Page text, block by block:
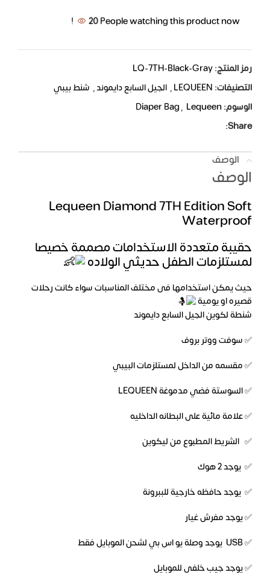
20People watching this product now!
رمز المنتج:LQ-7TH-Black-Gray
التصنيفات: LEQUEEN
, الجيل السابع دايموند, شنط بيبي
الوسوم:
Diaper Bag, Lequeen
Share:
الوصف
الوصف
Lequeen Diamond 7TH Edition Soft
Waterproof
حقيبة متعددة الاستخدامات مصممة خصيصا
لمستلزمات الطفل حديثي الولاده
حيث يمكن استخدامها فى مختلف المناسبات سواء كانت رحلات
قصيره او يومية
شنطة لكوين الجيل السابع دايموند
✅ سوفت ووتر بروف
✅ مقسمه من الداخل لمستلزمات البيبي
✅ السوستة فضي مدموغة LEQUEEN
✅ علامة مائية على البطانه الداخليه
✅ الشريط المطبوع من ليكوين
✅ يوجد 2 هوك
✅ يوجد حافظه خارجية للببرونة
✅ يوجد مفرش غيار
✅ USB يوجد وصلة يو اس بي لشحن الموبايل فقط
✅ يوجد جيب خلفى للموبايل